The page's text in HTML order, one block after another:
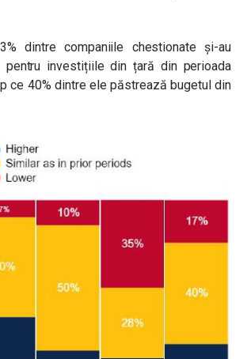
dintre companiile chestionate și-au
pentru investițiile din țară din perioada
ce 40% dintre ele păstrează bugetul din